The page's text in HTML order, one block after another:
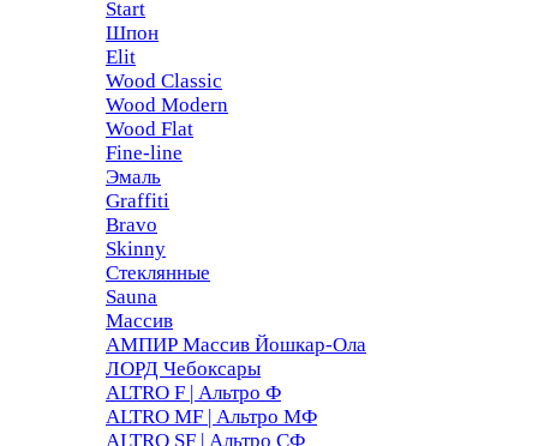
Start
Шпон
Elit
Wood Classic
Wood Modern
Wood Flat
Fine-line
Эмаль
Graffiti
Bravo
Skinny
Стеклянные
Sauna
Массив
АМПИР Массив Йошкар-Ола
ЛОРД Чебоксары
ALTRO F | Альтро Ф
ALTRO MF | Альтро МФ
ALTRO SF | Альтро СФ